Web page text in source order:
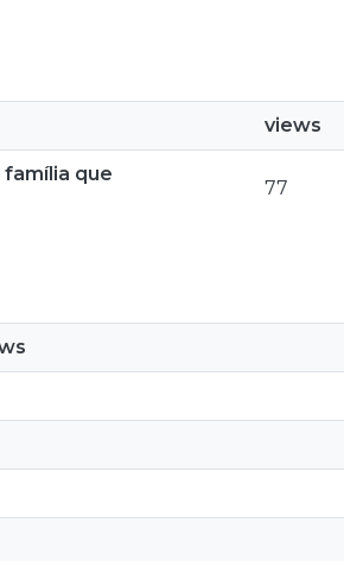
views
que
77